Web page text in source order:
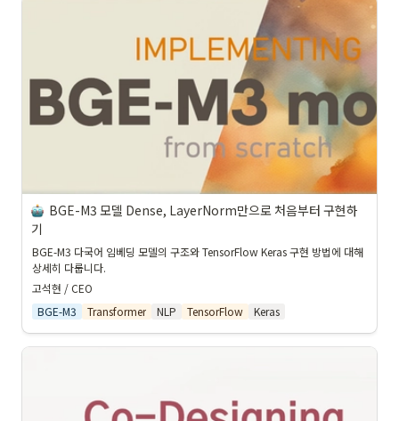
BGE-M3 모델 Dense, LayerNorm만으로 처음부터 구현하
기
BGE-M3 다국어 임베딩 모델의 구조와 TensorFlow Keras 구현 방법에 대해
상세히 다룹니다.
고석현 / CEO
BGE-M3
Transformer NLP TensorFlow Keras